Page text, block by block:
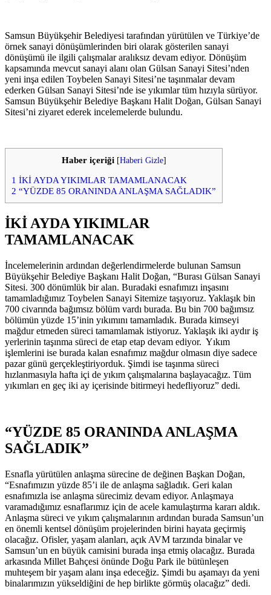
Samsun Büyükşehir Belediyesi tarafından yürütülen ve Türkiye’de
örnek sanayi dönüşümlerinden biri olarak gösterilen sanayi
dönüşümü ile ilgili çalışmalar aralıksız devam ediyor. Dönüşüm
kapsamında mevcut sanayi alanı olan Gülsan Sanayi Sitesi’nden
yeni inşa edilen Toybelen Sanayi Sitesi’ne taşınmalar devam
ederken Gülsan Sanayi Sitesi’nde ise yıkımlar tüm hızıyla sürüyor.
Samsun Büyükşehir Belediye Başkanı Halit Doğan, Gülsan Sanayi
Sitesi’ni ziyaret ederek incelemelerde bulundu.
Haber içeriği [Haberi Gizle]
1 İKİ AYDA YIKIMLAR TAMAMLANACAK
2 “YÜZDE 85 ORANINDA ANLAŞMA SAĞLADIK”
İKİ AYDA YIKIMLAR
TAMAMLANACAK
İncelemelerinin ardından değerlendirmelerde bulunan Samsun
Büyükşehir Belediye Başkanı Halit Doğan, “Burası Gülsan Sanayi
Sitesi. 300 dönümlük bir alan. Buradaki esnafımızı inşasını
tamamladığımız Toybelen Sanayi Sitemize taşıyoruz. Yaklaşık bin
700 civarında bağımsız bölüm vardı burada. Bu bin 700 bağımsız
bölümün yüzde 15’inin yıkımını tamamladık. Burada kimseyi
mağdur etmeden süreci tamamlamak istiyoruz. Yaklaşık iki aydır iş
yerlerinin taşınma süreci de etap etap devam ediyor. Yıkım
işlemlerini ise burada kalan esnafımız mağdur olmasın diye sadece
pazar günü gerçekleştiriyorduk. Şimdi ise taşınma süreci
hızlanmasıyla hafta içi de yıkım çalışmalarına başlayacağız. Tüm
yıkımları en geç iki ay içerisinde bitirmeyi hedefliyoruz” dedi.
“YÜZDE 85 ORANINDA ANLAŞMA
SAĞLADIK”
Esnafla yürütülen anlaşma sürecine de değinen Başkan Doğan,
“Esnafımızın yüzde 85’i ile de anlaşma sağladık. Geri kalan
esnafımızla ise anlaşma sürecimiz devam ediyor. Anlaşmaya
varamadığımız esnaflarımız için de acele kamulaştırma kararı aldık.
Anlaşma süreci ve yıkım çalışmalarının ardından burada Samsun’un
en önemli kentsel dönüşüm projelerinden birini hayata geçirmiş
olacağız. Ofisler, yaşam alanları, açık AVM tarzında binalar ve
Samsun’un en büyük camisini burada inşa etmiş olacağız. Burada
arkasında Millet Bahçesi önünde Doğu Park ile bütünleşen
muhteşem bir yaşam alanı inşa edeceğiz. Şimdi bu aşamayı da yeni
binalarımızın yükseldiğini de hep birlikte görmüş olacağız” dedi.